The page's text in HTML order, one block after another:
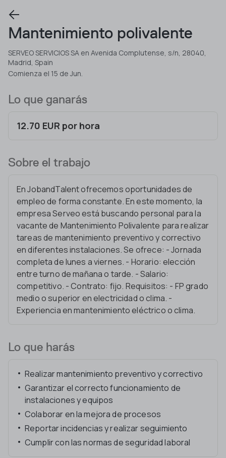
Mantenimiento polivalente
SERVEO SERVICIOS SA en Avenida Complutense, s/n, 28040,
Madrid, Spain
Comienza el 15 de Jun.
Lo que ganarás
12.70 EUR por hora
Sobre el trabajo
En JobandTalent ofrecemos oportunidades de
empleo de forma constante. En este momento, la
empresa Serveo está buscando personal para la
vacante de Mantenimiento Polivalente para realizar
tareas de mantenimiento preventivo y correctivo
en diferentes instalaciones. Se ofrece: - Jornada
completa de lunes a viernes. - Horario: elección
entre turno de mañana o tarde. - Salario:
competitivo. - Contrato: fijo. Requisitos: - FP grado
medio o superior en electricidad o clima. -
Experiencia en mantenimiento eléctrico o clima.
Lo que harás
Realizar mantenimiento preventivo y correctivo
Garantizar el correcto funcionamiento de
instalaciones y equipos
Colaborar en la mejora de procesos
Reportar incidencias y realizar seguimiento
Cumplir con las normas de seguridad laboral